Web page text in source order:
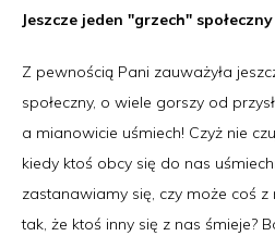
Jeszcze jeden "grzech"
Z pewnością Pani zauważyła
społeczny, o wiele gorszy od
a mianowicie uśmiech! Czyż nie
kiedy ktoś obcy się do nas
zastanawiamy się, czy może coś
tak, że ktoś inny się z nas śmieje?